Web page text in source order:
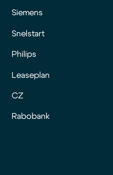
Siemens
Snelstart
Philips
Leaseplan
CZ
Rabobank